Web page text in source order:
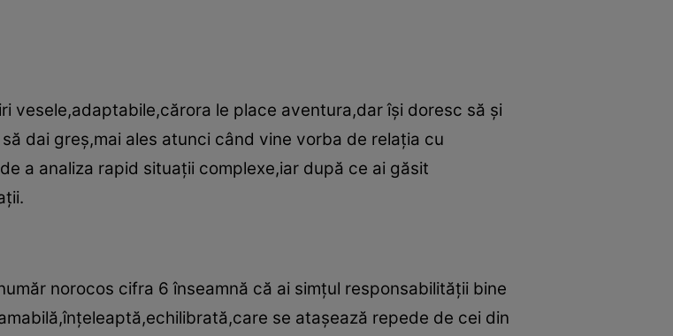
vesele,adaptabile,cărora le place aventura,dar îşi doresc să şi
dai greş,mai ales atunci când vine vorba de relaţia cu
a analiza rapid situaţii complexe,iar după ce ai găsit
norocos cifra 6 înseamnă că ai simţul responsabilităţii bine
se ataşează repede de cei din